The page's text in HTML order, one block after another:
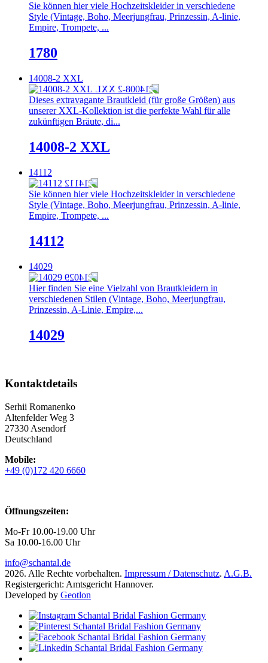
Sie können hier viele Hochzeitskleider in verschiedene
Style (Vintage, Boho, Meerjungfrau, Prinzessin, A-linie,
Empire, Trompete, ...
1780
14008-2 XXL
Dieses extravagante Brautkleid (für große Größen) aus
unserer XXL-Kollektion ist die perfekte Wahl für alle
zukünftigen Bräute, di...
14008-2 XXL
14112
Sie können hier viele Hochzeitskleider in verschiedene
Style (Vintage, Boho, Meerjungfrau, Prinzessin, A-linie,
Empire, Trompete, ...
14112
14029
Hier finden Sie eine Vielzahl von Brautkleidern in
verschiedenen Stilen (Vintage, Boho, Meerjungfrau,
Prinzessin, A-Linie, Empire,...
14029
Kontaktdetails
Serhii Romanenko
Altenfelder Weg 3
27330 Asendorf
Deutschland
Mobile:
+49 (0)172 420 6660
Öffnungszeiten:
Mo-Fr 10.00-19.00 Uhr
Sa 10.00-16.00 Uhr
info@schantal.de
2026. Alle Rechte vorbehalten. Impressum / Datenschutz. A.G.B.
Registergericht: Amtsgericht Hannover.
Developed by Geotlon